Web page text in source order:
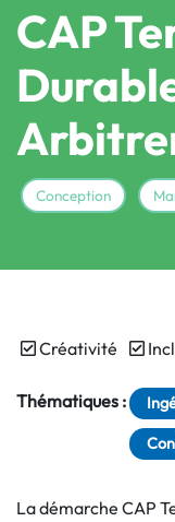
CAP
Conception
Créativité
Thématiques :
La démarche CAP